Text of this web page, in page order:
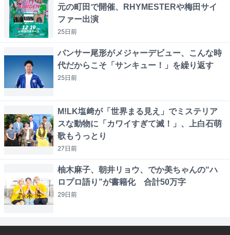
元の町田で開催、RHYMESTERや梅田サイ
ファー出演
25日前
パンサー尾形がメジャーデビュー、こんな時
代だからこそ「サンキュー！」を繰り返す
25日前
M!LK塩﨑が「世界まる見え」でミステリア
スな動物に「カワイすぎて滅！」、上白石萌
歌もうっとり
27日前
柚木麻子、朝井リョウ、でか美ちゃんの“ハ
ロプロ語り”が書籍化 合計50万字
29日前